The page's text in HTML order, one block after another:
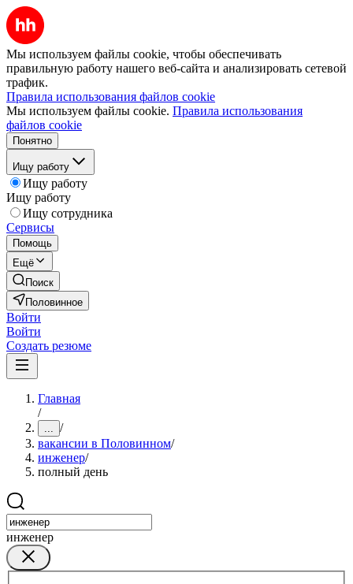
Мы используем файлы cookie, чтобы обеспечивать
правильную работу нашего веб-сайта и анализировать сетевой
трафик.
Правила использования файлов cookie
Мы используем файлы cookie. Правила использования
файлов cookie
Понятно
Ищу работу
Ищу работу
Ищу работу
Ищу сотрудника
Сервисы
Помощь
Ещё
Поиск
Половинное
Войти
Войти
Создать резюме
Главная
/
... /
вакансии в Половинном/
инженер/
полный день
инженер